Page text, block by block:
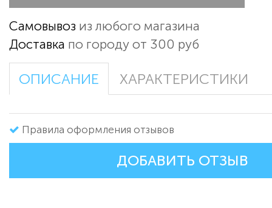
Самовывоз из любого магазина
Доставка по городу от 300 руб
ОПИСАНИЕ ХАРАКТЕРИСТИКИ
Правила оформления отзывов
ДОБАВИТЬ ОТЗЫВ